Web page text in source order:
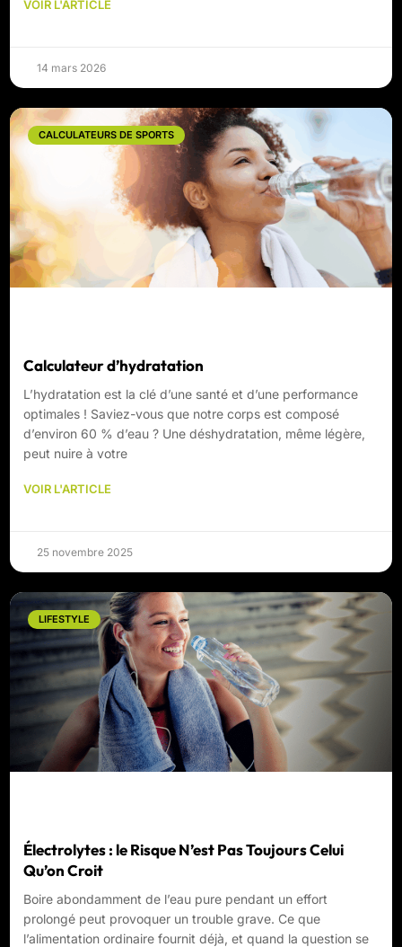
VOIR L'ARTICLE
14 mars 2026
CALCULATEURS DE SPORTS
Calculateur d’hydratation
L’hydratation est la clé d’une santé et d’une performance
optimales ! Saviez-vous que notre corps est composé
d’environ 60 % d’eau ? Une déshydratation, même légère,
peut nuire à votre
VOIR L'ARTICLE
25 novembre 2025
LIFESTYLE
Électrolytes : le Risque N’est Pas Toujours Celui
Qu’on Croit
Boire abondamment de l’eau pure pendant un effort
prolongé peut provoquer un trouble grave. Ce que
l’alimentation ordinaire fournit déjà, et quand la question se